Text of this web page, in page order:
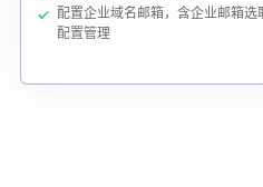
配置企业域名邮箱，含企业邮箱选
配置管理